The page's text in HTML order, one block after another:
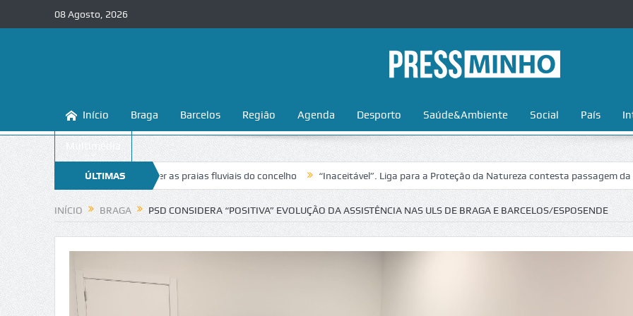
08 Agosto, 2026
Início Braga Barcelos Região Agenda Desporto Saúde&Ambiente Social País
Multimédia
ÚLTIMAS
NOTÍCIAS
e proteger as praias fluviais do concelho “Inaceitável”. Liga para a Proteção da Natureza contesta passagem da Volta a Portugal
INÍCIO BRAGA PSD CONSIDERA “POSITIVA” EVOLUÇÃO DA ASSISTÊNCIA NAS ULS DE BRAGA E BARCELOS/ESPOSENDE